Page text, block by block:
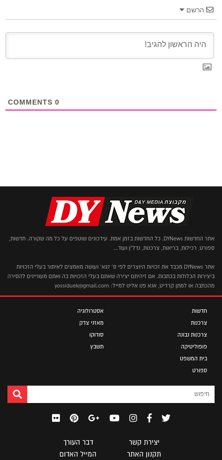
הרשם
0
אתר החדשות DYNews. כל החדשות בזמן אמת. עידכונים שוטפים על כל מה שקורה. חדשות,
ספורט, רכילות, בריאות, צרכנות, נדל"ן ועוד...
אתר DYNews מכבד את זכויות היוצרים לפי ס' 27א' ועושה מאמצים לאיתור בעלי הזכויות
ביצירות הכלולות בכתבות. אם זיהיתם יצירה שאתם בעלי הזכויות בה ואתם מעוניינים להסירה
מהכתבה או למתן קרדיט, אנא פנו אלינו למייל: yossiduek@gmail.com
חדשות
צרכנות
צרכנות נבונה
פופוליטיקה
בית המשפט
ספורט
אסטרולוגיה
מאזני צדק
סודוקו
תשבץ
יצירת קשר
דבר העורך
תקנון האתר
המייל האדום